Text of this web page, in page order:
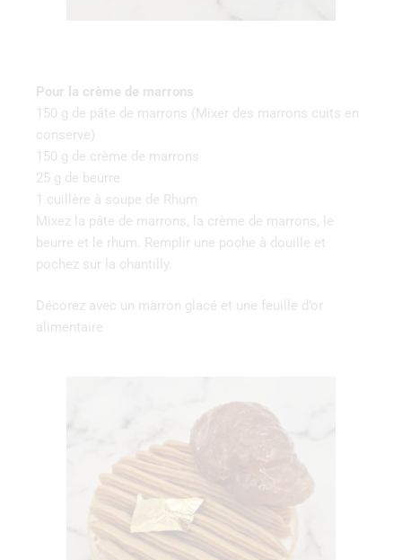
Pour la crème de marrons
150 g de pâte de marrons (Mixer des marrons cuits en
conserve)
150 g de crème de marrons
25 g de beurre
1 cuillère à soupe de Rhum
Mixez la pâte de marrons, la crème de marrons, le
beurre et le rhum. Remplir une poche à douille et
pochez sur la chantilly.
Décorez avec un marron glacé et une feuille d’or
alimentaire